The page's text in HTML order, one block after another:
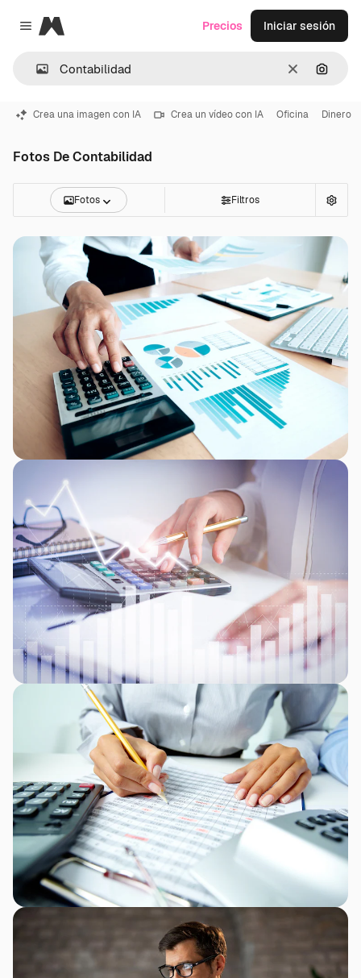
Close menu
Magnific
Borrar
Precios Iniciar sesión
Crea una imagen con IA Crea un vídeo con IA Oficina Dinero
Fotos De Contabilidad
Fotos Filtros